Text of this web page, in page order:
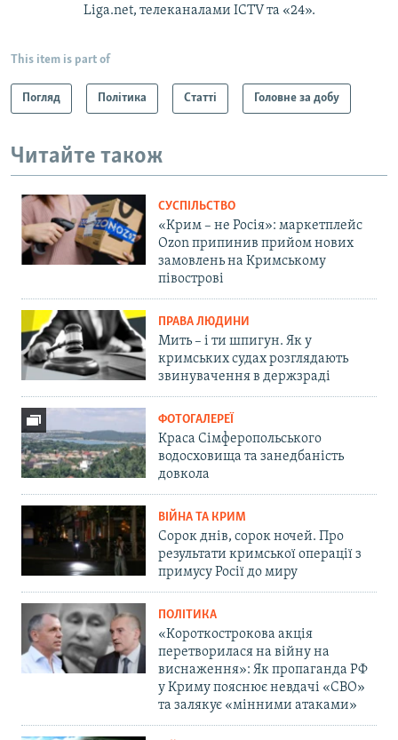
Liga.net, телеканалами ICTV та «24».
This item is part of
Погляд Політика Статті Головне за добу
Читайте також
СУСПІЛЬСТВО
«Крим – не Росія»: маркетплейс
Ozon припинив прийом нових
замовлень на Кримському
півострові
ПРАВА ЛЮДИНИ
Мить – і ти шпигун. Як у
кримських судах розглядають
звинувачення в держзраді
ФОТОГАЛЕРЕЇ
Краса Сімферопольського
водосховища та занедбаність
довкола
ВІЙНА ТА КРИМ
Сорок днів, сорок ночей. Про
результати кримської операції з
примусу Росії до миру
ПОЛІТИКА
«Короткострокова акція
перетворилася на війну на
виснаження»: Як пропаганда РФ
у Криму пояснює невдачі «СВО»
та залякує «мінними атаками»